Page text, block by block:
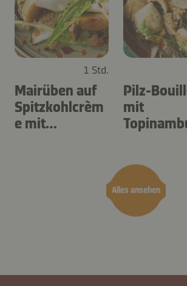
Alles ansehen
1 Std.
Mairüben auf
Spitzkohlcrèm
e mit
Pilz-
mit